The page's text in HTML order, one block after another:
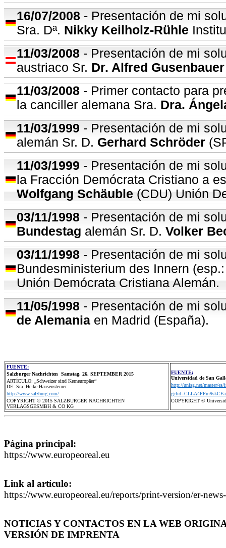
16/07/2008 - Presentación de mi
Sra. Dª. Nikky Keilholz-Rühle
11/03/2008 - Presentación de mi
austriaco Sr. Dr. Alfred Gusenbauer
11/03/2008 - Primer contacto para
la canciller alemana Sra. Dra.
11/03/1999 - Presentación de mi
alemán Sr. D. Gerhard Schröder
11/03/1999 - Presentación de mi
la Fracción Demócrata Cristiano a
Wolfgang Schäuble (CDU) Unión
03/11/1998 - Presentación de mi
Bundestag alemán Sr. D. Volker
03/11/1998 - Presentación de mi
Bundesministerium des Innern
Unión Demócrata Cristiana Alemán.
11/05/1998 - Presentación de mi
de Alemania en Madrid (España).
FUENTE:
Salzburger Nachrichten Samstag, 26. SEPTEMBER 2015
ARTÍCULO: „Schweizer sind Kerneuropäer“
DE: Sra. Heike Hausensteiner
http://www.salzburg.com/
COPYRIGHT © 2015 SALZBURGER NACHRICHTEN
VERLAGSGESMBH & CO KG
FUENTE:
Universidad de San
http://unisg.net/master/es/
COPYRIGHT ©
Página principal:
https://www.europeoreal.eu
Link al artículo:
https://www.europeoreal.eu/reports/print-version/er-
NOTICIAS Y CONTACTOS EN LA WEB
VERSIÓN DE IMPRENTA